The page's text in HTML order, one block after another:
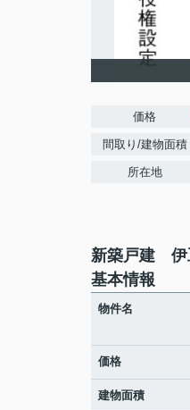
価格
間取り/建物面積
所在地
新築戸建
基本情報
物件名
価格
建物面積